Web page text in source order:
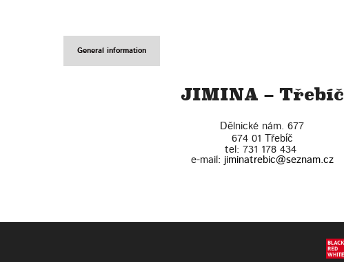
General information
JIMINA – Třebíč
Dělnické nám. 677
674 01
Třebíč
tel: 731 178 434
e-mail: jiminatrebic@seznam.cz